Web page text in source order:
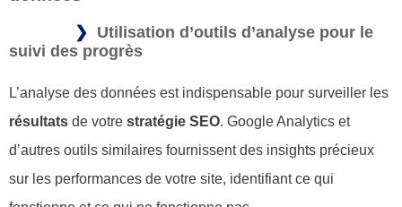
Utilisation d’outils d’analyse pour le
suivi des progrès
L’analyse des données est indispensable pour surveiller les
résultats de votre stratégie SEO. Google Analytics et
d’autres outils similaires fournissent des insights précieux
sur les performances de votre site, identifiant ce qui